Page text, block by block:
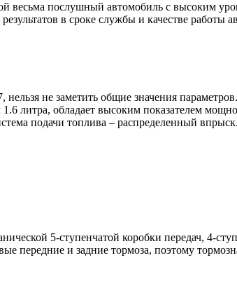
весьма послушный автомобиль с высоким
в сроке службы и качестве работы
нельзя не заметить общие значения
литра, обладает высоким показателем
подачи топлива – распределенный
5-ступенчатой коробки передач, 4-
передние и задние тормоза, поэтому